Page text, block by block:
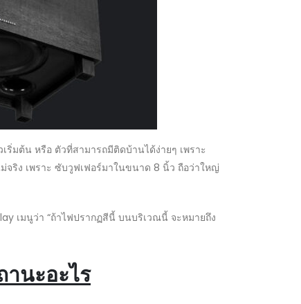
มต้น หรือ ตัวที่สามารถมีติดบ้านได้ง่ายๆ เพราะ
ริง เพราะ ซับวูฟเฟอร์มาในขนาด 8 นิ้ว ถือว่าใหญ่
เมนูว่า “ถ้าไฟปรากฏสีนี้ บนบริเวณนี้ จะหมายถึง
นะอะไร